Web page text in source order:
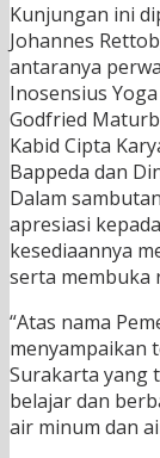
Kunjungan ini
Johannes
antaranya
Inosensius
Godfried
Kabid Cipta
Bappeda dan
Dalam
apresiasi
kesediaannya
serta membuka
“Atas nama
menyampaikan
Surakarta yang
belajar dan
air minum dan